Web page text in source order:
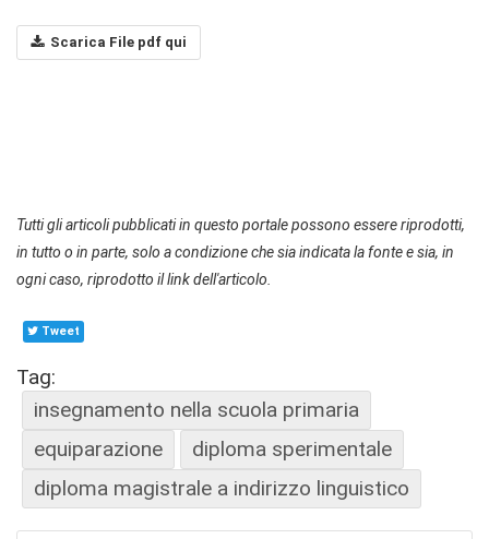
Scarica File pdf qui
Tutti gli articoli pubblicati in questo portale possono essere riprodotti,
in tutto o in parte, solo a condizione che sia indicata la fonte e sia, in
ogni caso, riprodotto il link dell'articolo.
Tweet
Tag:
insegnamento nella scuola primaria
equiparazione
diploma sperimentale
diploma magistrale a indirizzo linguistico